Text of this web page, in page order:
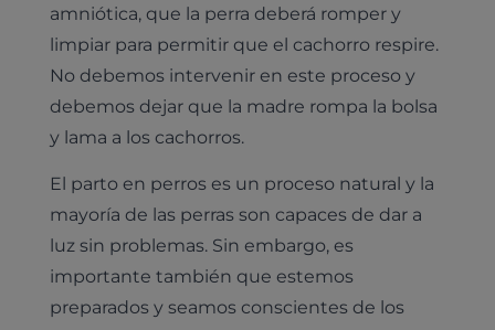
amniótica, que la perra deberá romper y
limpiar para permitir que el cachorro respire.
No debemos intervenir en este proceso y
debemos dejar que la madre rompa la bolsa
y lama a los cachorros.
El parto en perros es un proceso natural y la
mayoría de las perras son capaces de dar a
luz sin problemas. Sin embargo, es
importante también que estemos
preparados y seamos conscientes de los